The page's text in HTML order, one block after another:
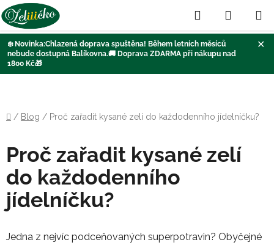
❄️ Novinka:Chlazená doprava spuštěna! Během letních měsíců
nebude dostupná Balíkovna.🚚 Doprava ZDARMA při nákupu nad
1800 Kč🎁
✕
Hledat
KOŠÍK
Domů
/ Blog / Proč zařadit kysané zelí do každodenního jídelníčku?
Proč zařadit kysané zelí
do každodenního
jídelníčku?
Jedna z nejvíc podceňovaných superpotravin? Obyčejné